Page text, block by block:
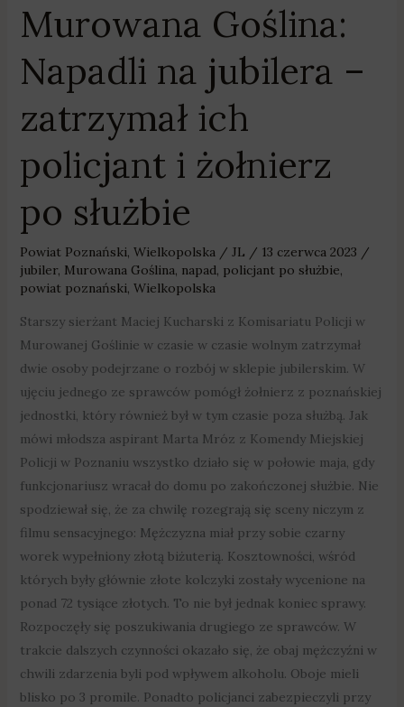
Murowana Goślina:
Napadli na jubilera –
zatrzymał ich
policjant i żołnierz
po służbie
Powiat Poznański, Wielkopolska/ JL / 13 czerwca 2023 /
jubiler, Murowana Goślina, napad, policjant po służbie,
powiat poznański, Wielkopolska
Starszy sierżant Maciej Kucharski z Komisariatu Policji w
Murowanej Goślinie w czasie w czasie wolnym zatrzymał
dwie osoby podejrzane o rozbój w sklepie jubilerskim. W
ujęciu jednego ze sprawców pomógł żołnierz z poznańskiej
jednostki, który również był w tym czasie poza służbą. Jak
mówi młodsza aspirant Marta Mróz z Komendy Miejskiej
Policji w Poznaniu wszystko działo się w połowie maja, gdy
funkcjonariusz wracał do domu po zakończonej służbie. Nie
spodziewał się, że za chwilę rozegrają się sceny niczym z
filmu sensacyjnego: Mężczyzna miał przy sobie czarny
worek wypełniony złotą biżuterią. Kosztowności, wśród
których były głównie złote kolczyki zostały wycenione na
ponad 72 tysiące złotych. To nie był jednak koniec sprawy.
Rozpoczęły się poszukiwania drugiego ze sprawców. W
trakcie dalszych czynności okazało się, że obaj mężczyźni w
chwili zdarzenia byli pod wpływem alkoholu. Oboje mieli
blisko po 3 promile. Ponadto policjanci zabezpieczyli przy
po